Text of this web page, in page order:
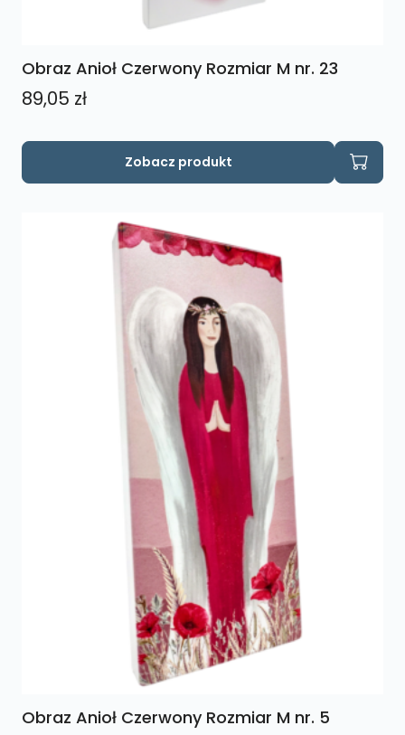
Obraz Anioł Czerwony Rozmiar M nr. 23
89,05 zł
Zobacz produkt
Obraz Anioł Czerwony Rozmiar M nr. 5